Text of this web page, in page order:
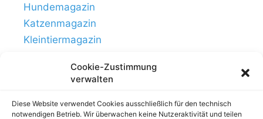
Cookie-Zustimmung
verwalten
Diese Website verwendet Cookies ausschließlich für den technisch
notwendigen Betrieb. Wir überwachen keine Nutzeraktivität und teilen
Hundemagazin
Katzenmagazin
Kleintiermagazin